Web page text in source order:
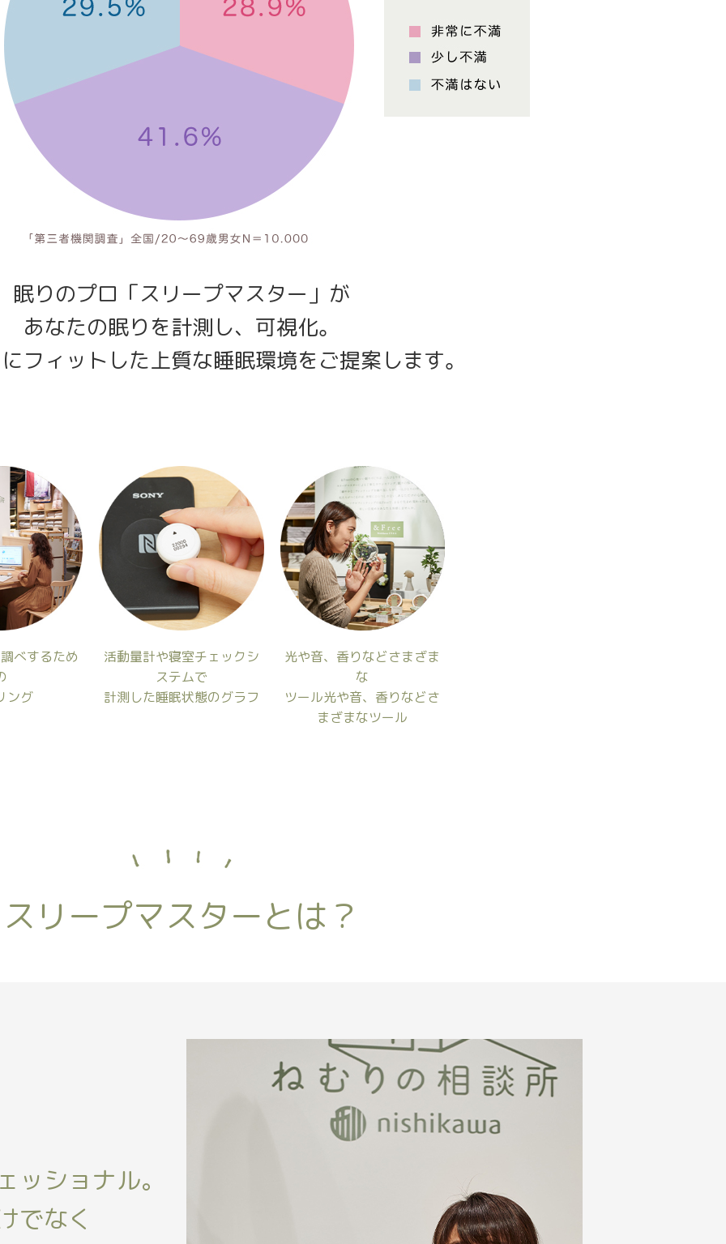
眠りのプロ「スリープマスター」が
あなたの眠りを計測し、可視化。
フィットした上質な睡眠環境をご提案します。
べするため
ング
活動量計や寝室チェックシ
ステムで
計測した睡眠状態のグラフ
光や音、香りなどさまざま
な
ツール光や音、香りなどさ
まざまなツール
スリープマスターとは？
ッショナル。
でなく